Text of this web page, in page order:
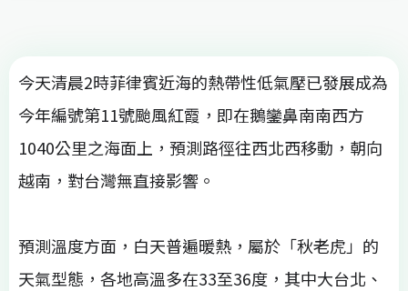
今天清晨2時菲律賓近海的熱帶性低氣壓已發展成為
今年編號第11號颱風紅霞，即在鵝鑾鼻南南西方
1040公里之海面上，預測路徑往西北西移動，朝向
越南，對台灣無直接影響。
預測溫度方面，白天普遍暖熱，屬於「秋老虎」的
天氣型態，各地高溫多在33至36度，其中大台北、